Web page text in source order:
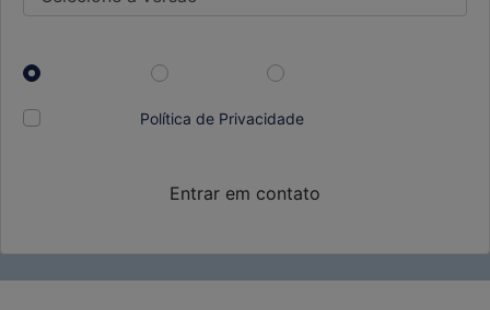
Política de Privacidade
Entrar em contato